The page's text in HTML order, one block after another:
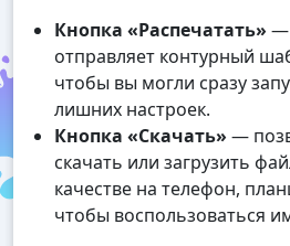
Кнопка «Распечатать» —
отправляет контурный
чтобы вы могли сразу
лишних настроек.
Кнопка «Скачать» —
скачать или загрузить
качестве на телефон,
чтобы воспользоваться